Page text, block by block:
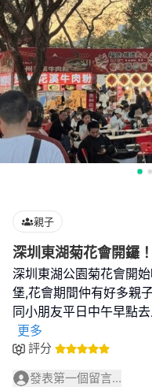
親子
深圳東湖菊花會開鑼
深圳東湖公園菊花會開
堡,花會期間仲有好多親
同小朋友平日中午早點
更多
評分
發表第一個留言...